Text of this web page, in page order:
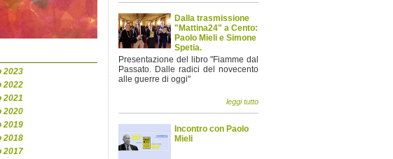
2023
2022
2021
2020
2019
2018
2017
Dalla trasmissione
"Mattina24" a Cento:
Paolo Mieli e Simone
Spetia.
Presentazione del libro "Fiamme dal
Passato. Dalle radici del novecento
alle guerre di oggi"
leggi tutto
Incontro con Paolo
Mieli